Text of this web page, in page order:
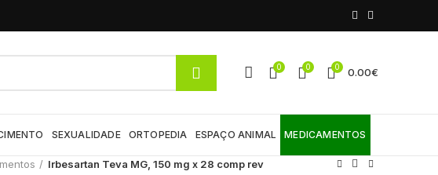
0 0 0 0.00€
SEXUALIDADE ORTOPEDIA ESPAÇO ANIMAL MEDICAMENTOS
Irbesartan Teva MG, 150 mg x 28 comp rev